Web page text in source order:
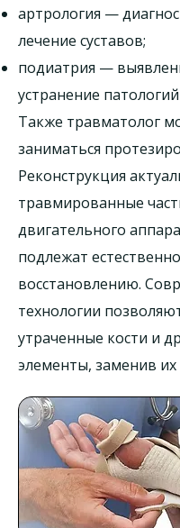
артрология —
лечение суставов;
подиатрия —
устранение
Также травматолог
заниматься
Реконструкция
травмированные
двигательного
подлежат
восстановлению.
технологии
утраченные кости и
элементы, заменив